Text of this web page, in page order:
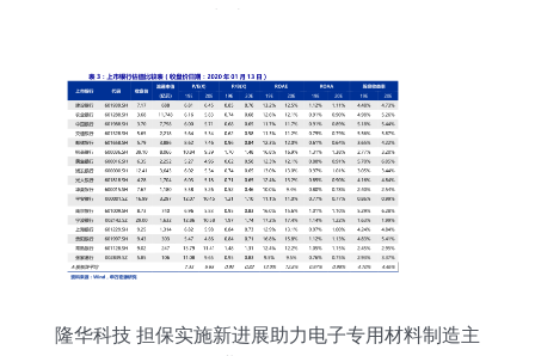
隆华科技 担保实施新进展助力电子专用材料制造主